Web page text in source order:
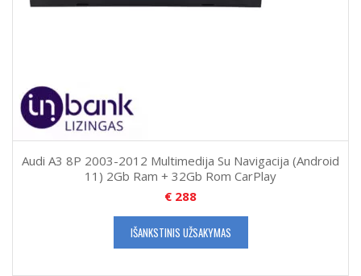
Audi A3 8P 2003-2012 Multimedija Su Navigacija (Android
11) 2Gb Ram + 32Gb Rom CarPlay
€ 288
IŠANKSTINIS UŽSAKYMAS